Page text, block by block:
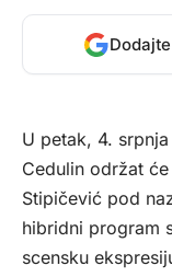
U petak, 4.
Cedulin održat
Stipičević pod
hibridni program
scensku